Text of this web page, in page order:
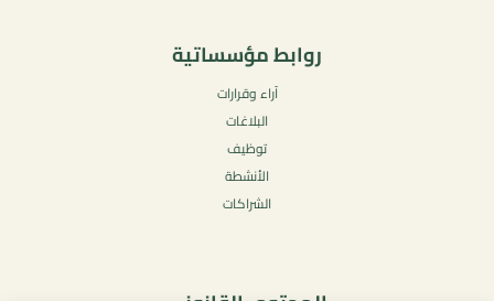
روابط مؤسساتية
آراء وقرارات
البلاغات
توظيف
الأنشطة
الشراكات